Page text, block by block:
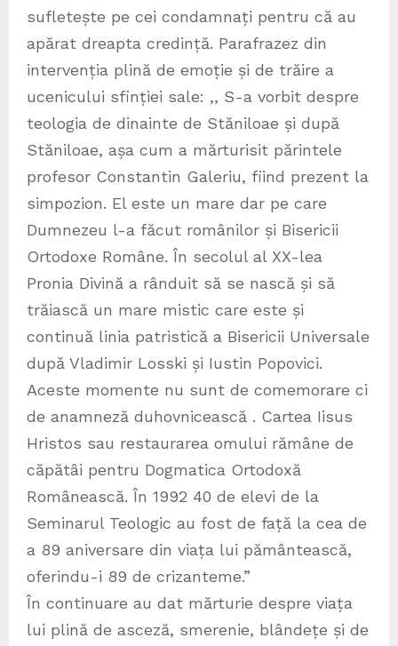
sufletește pe cei condamnați pentru că au
apărat dreapta credință. Parafrazez din
intervenția plină de emoție și de trăire a
ucenicului sfinției sale: ,, S-a vorbit despre
teologia de dinainte de Stăniloae și după
Stăniloae, așa cum a mărturisit părintele
profesor Constantin Galeriu, fiind prezent la
simpozion. El este un mare dar pe care
Dumnezeu l-a făcut românilor și Bisericii
Ortodoxe Române. În secolul al XX-lea
Pronia Divină a rânduit să se nască și să
trăiască un mare mistic care este și
continuă linia patristică a Bisericii Universale
după Vladimir Losski și Iustin Popovici.
Aceste momente nu sunt de comemorare ci
de anamneză duhovnicească . Cartea Iisus
Hristos sau restaurarea omului rămâne de
căpătâi pentru Dogmatica Ortodoxă
Românească. În 1992 40 de elevi de la
Seminarul Teologic au fost de față la cea de
a 89 aniversare din viața lui pământească,
oferindu-i 89 de crizanteme.”
În continuare au dat mărturie despre viața
lui plină de asceză, smerenie, blândețe și de